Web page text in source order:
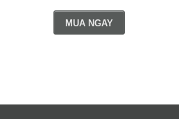
MUA NGAY